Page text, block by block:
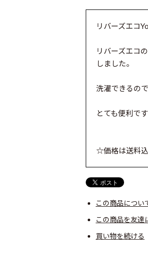
リバーズエコ
リバーズエコ
しました。
洗濯できるの
とても便利で
☆価格は送料込
この商品につい
この商品を友達
買い物を続ける